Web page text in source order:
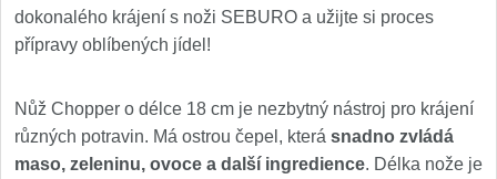
dokonalého krájení s noži SEBURO a užijte si proces
přípravy oblíbených jídel!
Nůž Chopper o délce 18 cm je nezbytný nástroj pro krájení
různých potravin. Má ostrou čepel, která snadno zvládá
maso, zeleninu, ovoce a další ingredience. Délka nože je